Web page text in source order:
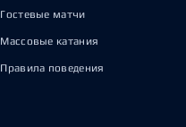
Гостевые матчи
Массовые катания
Правила поведения